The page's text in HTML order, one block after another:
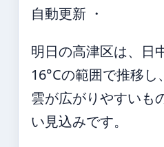
自動更新 ・
明日の高津区は、日
16°Cの範囲で推移し、
雲が広がりやすいも
い見込みです。